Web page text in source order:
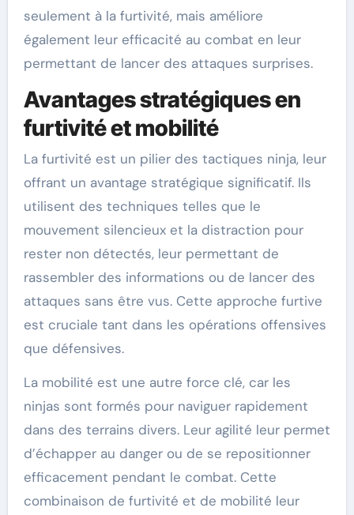
seulement à la furtivité, mais améliore
également leur efficacité au combat en leur
permettant de lancer des attaques surprises.
Avantages stratégiques en
furtivité et mobilité
La furtivité est un pilier des tactiques ninja, leur
offrant un avantage stratégique significatif. Ils
utilisent des techniques telles que le
mouvement silencieux et la distraction pour
rester non détectés, leur permettant de
rassembler des informations ou de lancer des
attaques sans être vus. Cette approche furtive
est cruciale tant dans les opérations offensives
que défensives.
La mobilité est une autre force clé, car les
ninjas sont formés pour naviguer rapidement
dans des terrains divers. Leur agilité leur permet
d’échapper au danger ou de se repositionner
efficacement pendant le combat. Cette
combinaison de furtivité et de mobilité leur